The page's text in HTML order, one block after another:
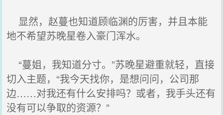
显然，赵蔓也知道顾临渊的厉害，并且本能
地不希望苏晚星卷入豪门浑水。
“蔓姐，我知道分寸。”苏晚星避重就轻，直接
切入主题，“我今天找你，是想问问，公司那
边……对我还有什么安排吗？或者，我手头还有
没有可以争取的资源？”